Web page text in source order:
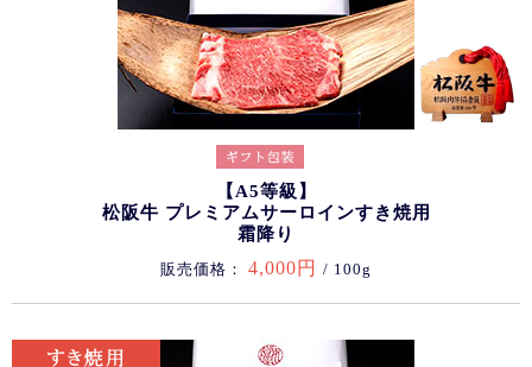
【A5等級】
松阪牛 プレミアムサーロインすき焼用
霜降り
販売価格： 4,000円 / 100g